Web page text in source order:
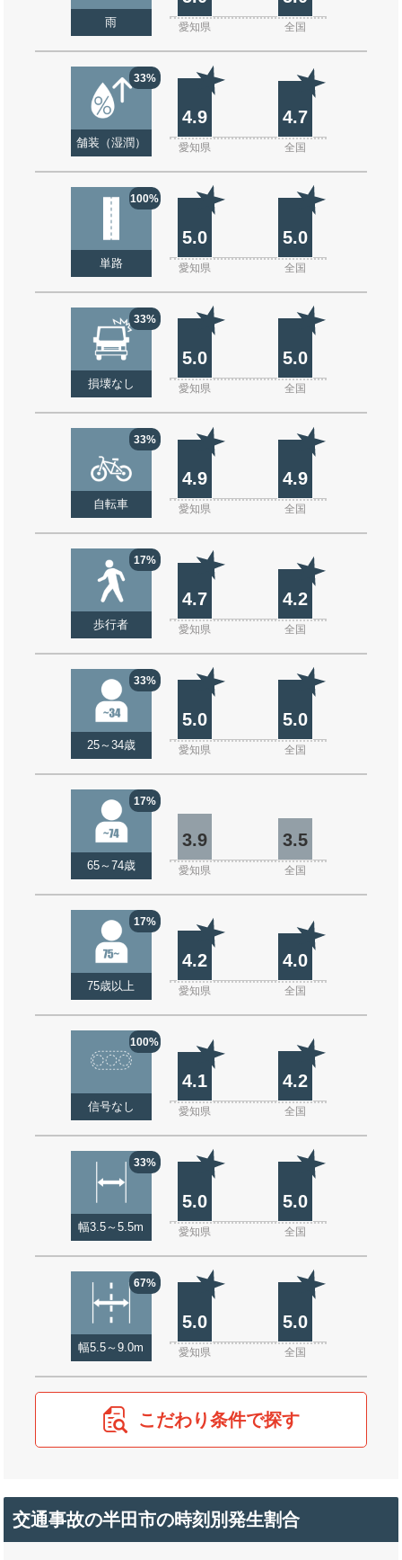
雨 愛知県 全国
33%
舗装（湿潤）
4.9 4.7
愛知県 全国
100%
単路
5.0 5.0
愛知県 全国
33%
損壊なし
5.0 5.0
愛知県 全国
33%
自転車
4.9 4.9
愛知県 全国
17%
歩行者
4.7 4.2
愛知県 全国
33%
25～34歳
5.0 5.0
愛知県 全国
17%
65～74歳
3.9 3.5
愛知県 全国
17%
75歳以上
4.2 4.0
愛知県 全国
100%
信号なし
4.1 4.2
愛知県 全国
33%
幅3.5～5.5m
5.0 5.0
愛知県 全国
67%
幅5.5～9.0m
5.0 5.0
愛知県 全国
こだわり条件で探す
交通事故の半田市の時刻別発生割合